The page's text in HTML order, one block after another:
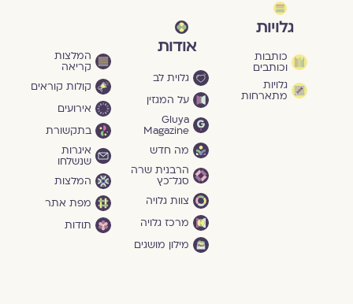
גלויות
כותבות
וכותבים
גלויות
מתארחות
אודות
גלוית לב
על המגזין
Gluya
Magazine
מה חדש
הרבנית שרה
סגל־כץ
צוות גלויה
מרכז גלויה
מילון מושגים
המלצות
קריאה
קולות קוראים
אירועים
בתקשורת
איגרות
שנשלחו
המלצות
מפת אתר
תודות